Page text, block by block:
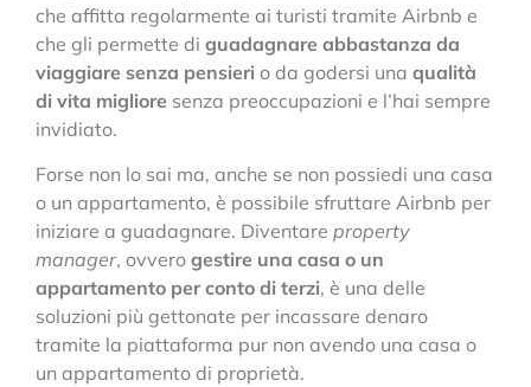
che affitta regolarmente ai turisti tramite Airbnb e
che gli permette di guadagnare abbastanza da
viaggiare senza pensieri o da godersi una qualità
di vita migliore senza preoccupazioni e l’hai sempre
invidiato.
Forse non lo sai ma, anche se non possiedi una casa
o un appartamento, è possibile sfruttare Airbnb per
iniziare a guadagnare. Diventare property
manager, ovvero gestire una casa o un
appartamento per conto di terzi, è una delle
soluzioni più gettonate per incassare denaro
tramite la piattaforma pur non avendo una casa o
un appartamento di proprietà.